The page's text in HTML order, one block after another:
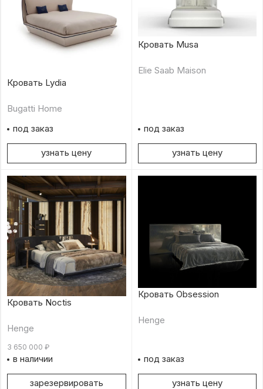
Кровать Lydia
Bugatti Home
под заказ
узнать цену
Кровать Musa
Elie Saab Maison
под заказ
узнать цену
Кровать Noctis
Henge
3 650 000 ₽
в наличии
зарезервировать
Кровать Obsession
Henge
под заказ
узнать цену